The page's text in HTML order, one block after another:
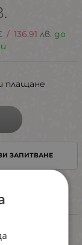
/ 136.91 лв. до
плащане
ЗАПИТВАНЕ